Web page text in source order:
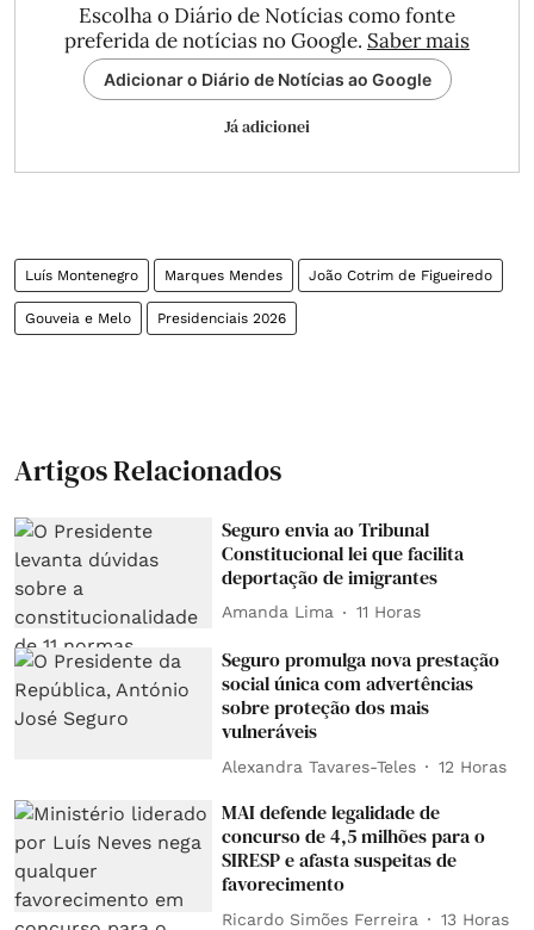
Escolha o Diário de Notícias como fonte
preferida de notícias no Google. Saber mais
Adicionar o Diário de Notícias ao Google
Já adicionei
Luís Montenegro Marques Mendes João Cotrim de Figueiredo
Gouveia e Melo Presidenciais 2026
Artigos Relacionados
Seguro envia ao Tribunal
Constitucional lei que facilita
deportação de imigrantes
Amanda Lima 11 Horas
Seguro promulga nova prestação
social única com advertências
sobre proteção dos mais
vulneráveis
Alexandra Tavares-Teles 12 Horas
MAI defende legalidade de
concurso de 4,5 milhões para o
SIRESP e afasta suspeitas de
favorecimento
Ricardo Simões Ferreira 13 Horas